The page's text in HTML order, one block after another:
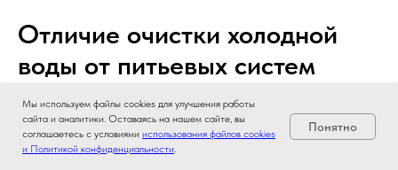
Отличие очистки холодной
воды от питьевых систем
Очистка холодной воды ориентирована на технические и
бытовые задачи. В отличие от питьевых систем, здесь
Мы используем файлы cookies для улучшения работы
сайта и аналитики. Оставаясь на нашем сайте, вы
соглашаетесь с условиями использования файлов cookies
и Политикой конфиденциальности.
Понятно